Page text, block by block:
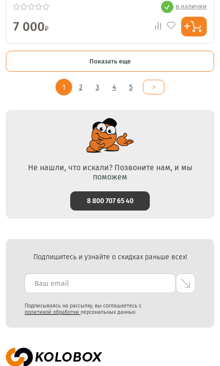
в наличии
7 000₽
Показать еще
1 2 3 4 5
Не нашли, что искали? Позвоните нам, и мы
поможем
8 800 707 65 40
Подпишитесь и узнайте о скидках раньше всех!
Подписываясь на рассылку, вы соглашаетесь с
политикой обработки персональных данных